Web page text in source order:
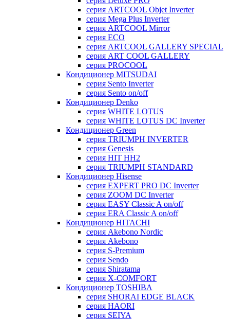
серия ARTCOOL Objet Inverter
серия Mega Plus Inverter
серия ARTCOOL Mirror
серия ECO
серия ARTCOOL GALLERY SPECIAL
серия ART COOL GALLERY
серия PROCOOL
Кондиционер MITSUDAI
серия Sento Inverter
серия Sento on/off
Кондиционер Denko
серия WHITE LOTUS
серия WHITE LOTUS DC Inverter
Кондиционер Green
серия TRIUMPH INVERTER
серия Genesis
серия HIT HH2
серия TRIUMPH STANDARD
Кондиционер Hisense
серия EXPERT PRO DC Inverter
серия ZOOM DC Inverter
серия EASY Classic A on/off
серия ERA Classic A on/off
Кондиционер HITACHI
cерия Akebono Nordic
серия Akebono
серия S-Premium
серия Sendo
серия Shiratama
серия X-COMFORT
Кондиционер TOSHIBA
серия SHORAI EDGE BLACK
серия HAORI
серия SEIYA